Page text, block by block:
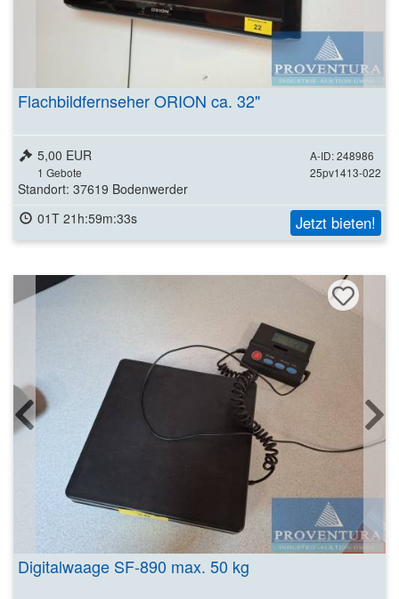
Flachbildfernseher ORION ca. 32"
A-ID: 248986
25pv1413-022
5,00 EUR
1 Gebote
Standort: 37619 Bodenwerder
01T 21h:59m:31s
Jetzt bieten!
Digitalwaage SF-890 max. 50 kg